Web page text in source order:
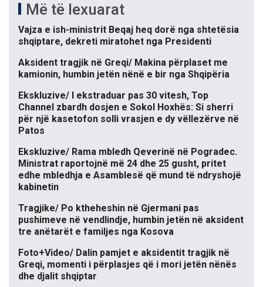
Më të lexuarat
Vajza e ish-ministrit Beqaj heq dorë nga shtetësia
shqiptare, dekreti miratohet nga Presidenti
Aksident tragjik në Greqi/ Makina përplaset me
kamionin, humbin jetën nënë e bir nga Shqipëria
Ekskluzive/ I ekstraduar pas 30 vitesh, Top
Channel zbardh dosjen e Sokol Hoxhës: Si sherri
për një kasetofon solli vrasjen e dy vëllezërve në
Patos
Ekskluzive/ Rama mbledh Qeverinë në Pogradec.
Ministrat raportojnë më 24 dhe 25 gusht, pritet
edhe mbledhja e Asamblesë që mund të ndryshojë
kabinetin
Tragjike/ Po ktheheshin në Gjermani pas
pushimeve në vendlindje, humbin jetën në aksident
tre anëtarët e familjes nga Kosova
Foto+Video/ Dalin pamjet e aksidentit tragjik në
Greqi, momenti i përplasjes që i mori jetën nënës
dhe djalit shqiptar